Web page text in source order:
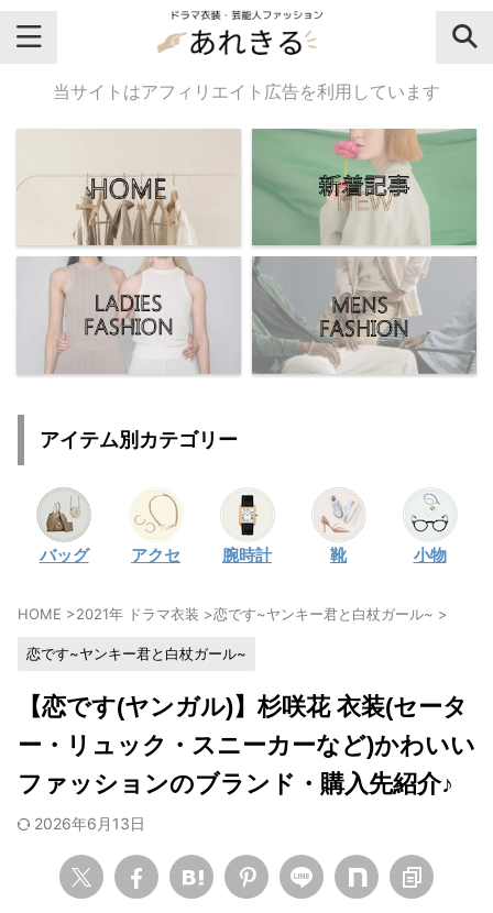
＼芸能人名・ドラマ名で検索♪／
気になるドラマ名や芸能人名でおし
ゃれなドラマ衣装・ファッションを
チェックしてね♪
【よく検索されてる女性芸能人】
・
広瀬すず
川口春奈
・ 石原さとみ
・広瀬アリス
永野芽郁
・ 波瑠
・奈緒
高畑充希
水川あさみ
田中みな実
当サイトはアフィリエイト広告を利用しています
アイテム別カテゴリー
バッグ アクセ 腕時計 靴 小物
HOME >2021年 ドラマ衣装 >恋です~ヤンキー君と白杖ガール~ >
恋です~ヤンキー君と白杖ガール~
【恋です(ヤンガル)】杉咲花 衣装(セータ
ー・リュック・スニーカーなど)かわいい
ファッションのブランド・購入先紹介♪
2026年6月13日